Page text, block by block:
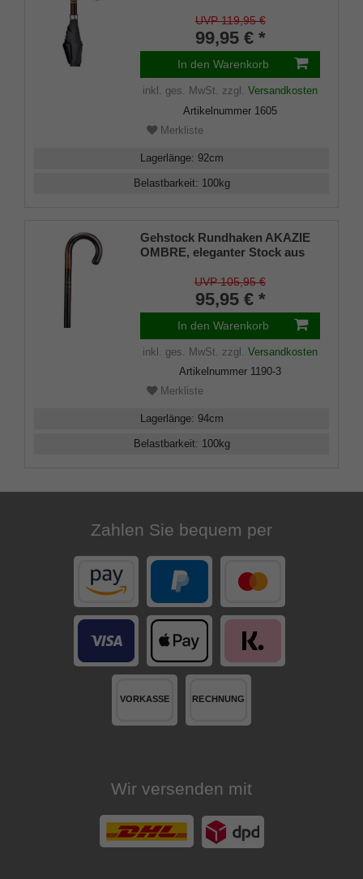
bicolor gebeizt und seidenmatt
lackiert, vernickeltes Stabil-
Gestell mit 8 Doppelstreben
aus ABS, hochwertiger
schwarzer Stoff, inklusiv
Stoffhülle
UVP 119,95 €
99,95 € *
In den Warenkorb
inkl. ges. MwSt. zzgl. Versandkosten
Artikelnummer 1605
Merkliste
Lagerlänge: 92cm
Belastbarkeit: 100kg
Gehstock Rundhaken AKAZIE
OMBRE, eleganter Stock aus
einem Stück gebogen,
geflammt und seidenmatt
klarlackiert, zwei
schwarzverchromte
Schmuckbänder, inklusiv
Schlankpuffer.
UVP 105,95 €
95,95 € *
In den Warenkorb
inkl. ges. MwSt. zzgl. Versandkosten
Artikelnummer 1190-3
Merkliste
Lagerlänge: 94cm
Belastbarkeit: 100kg
Zahlen Sie bequem per
Wir versenden mit